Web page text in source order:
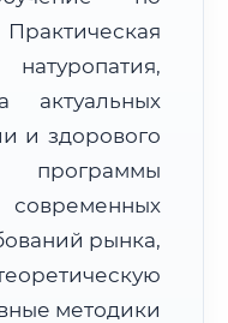
дней
актуальных
и здорового
программы
рынка,
методики